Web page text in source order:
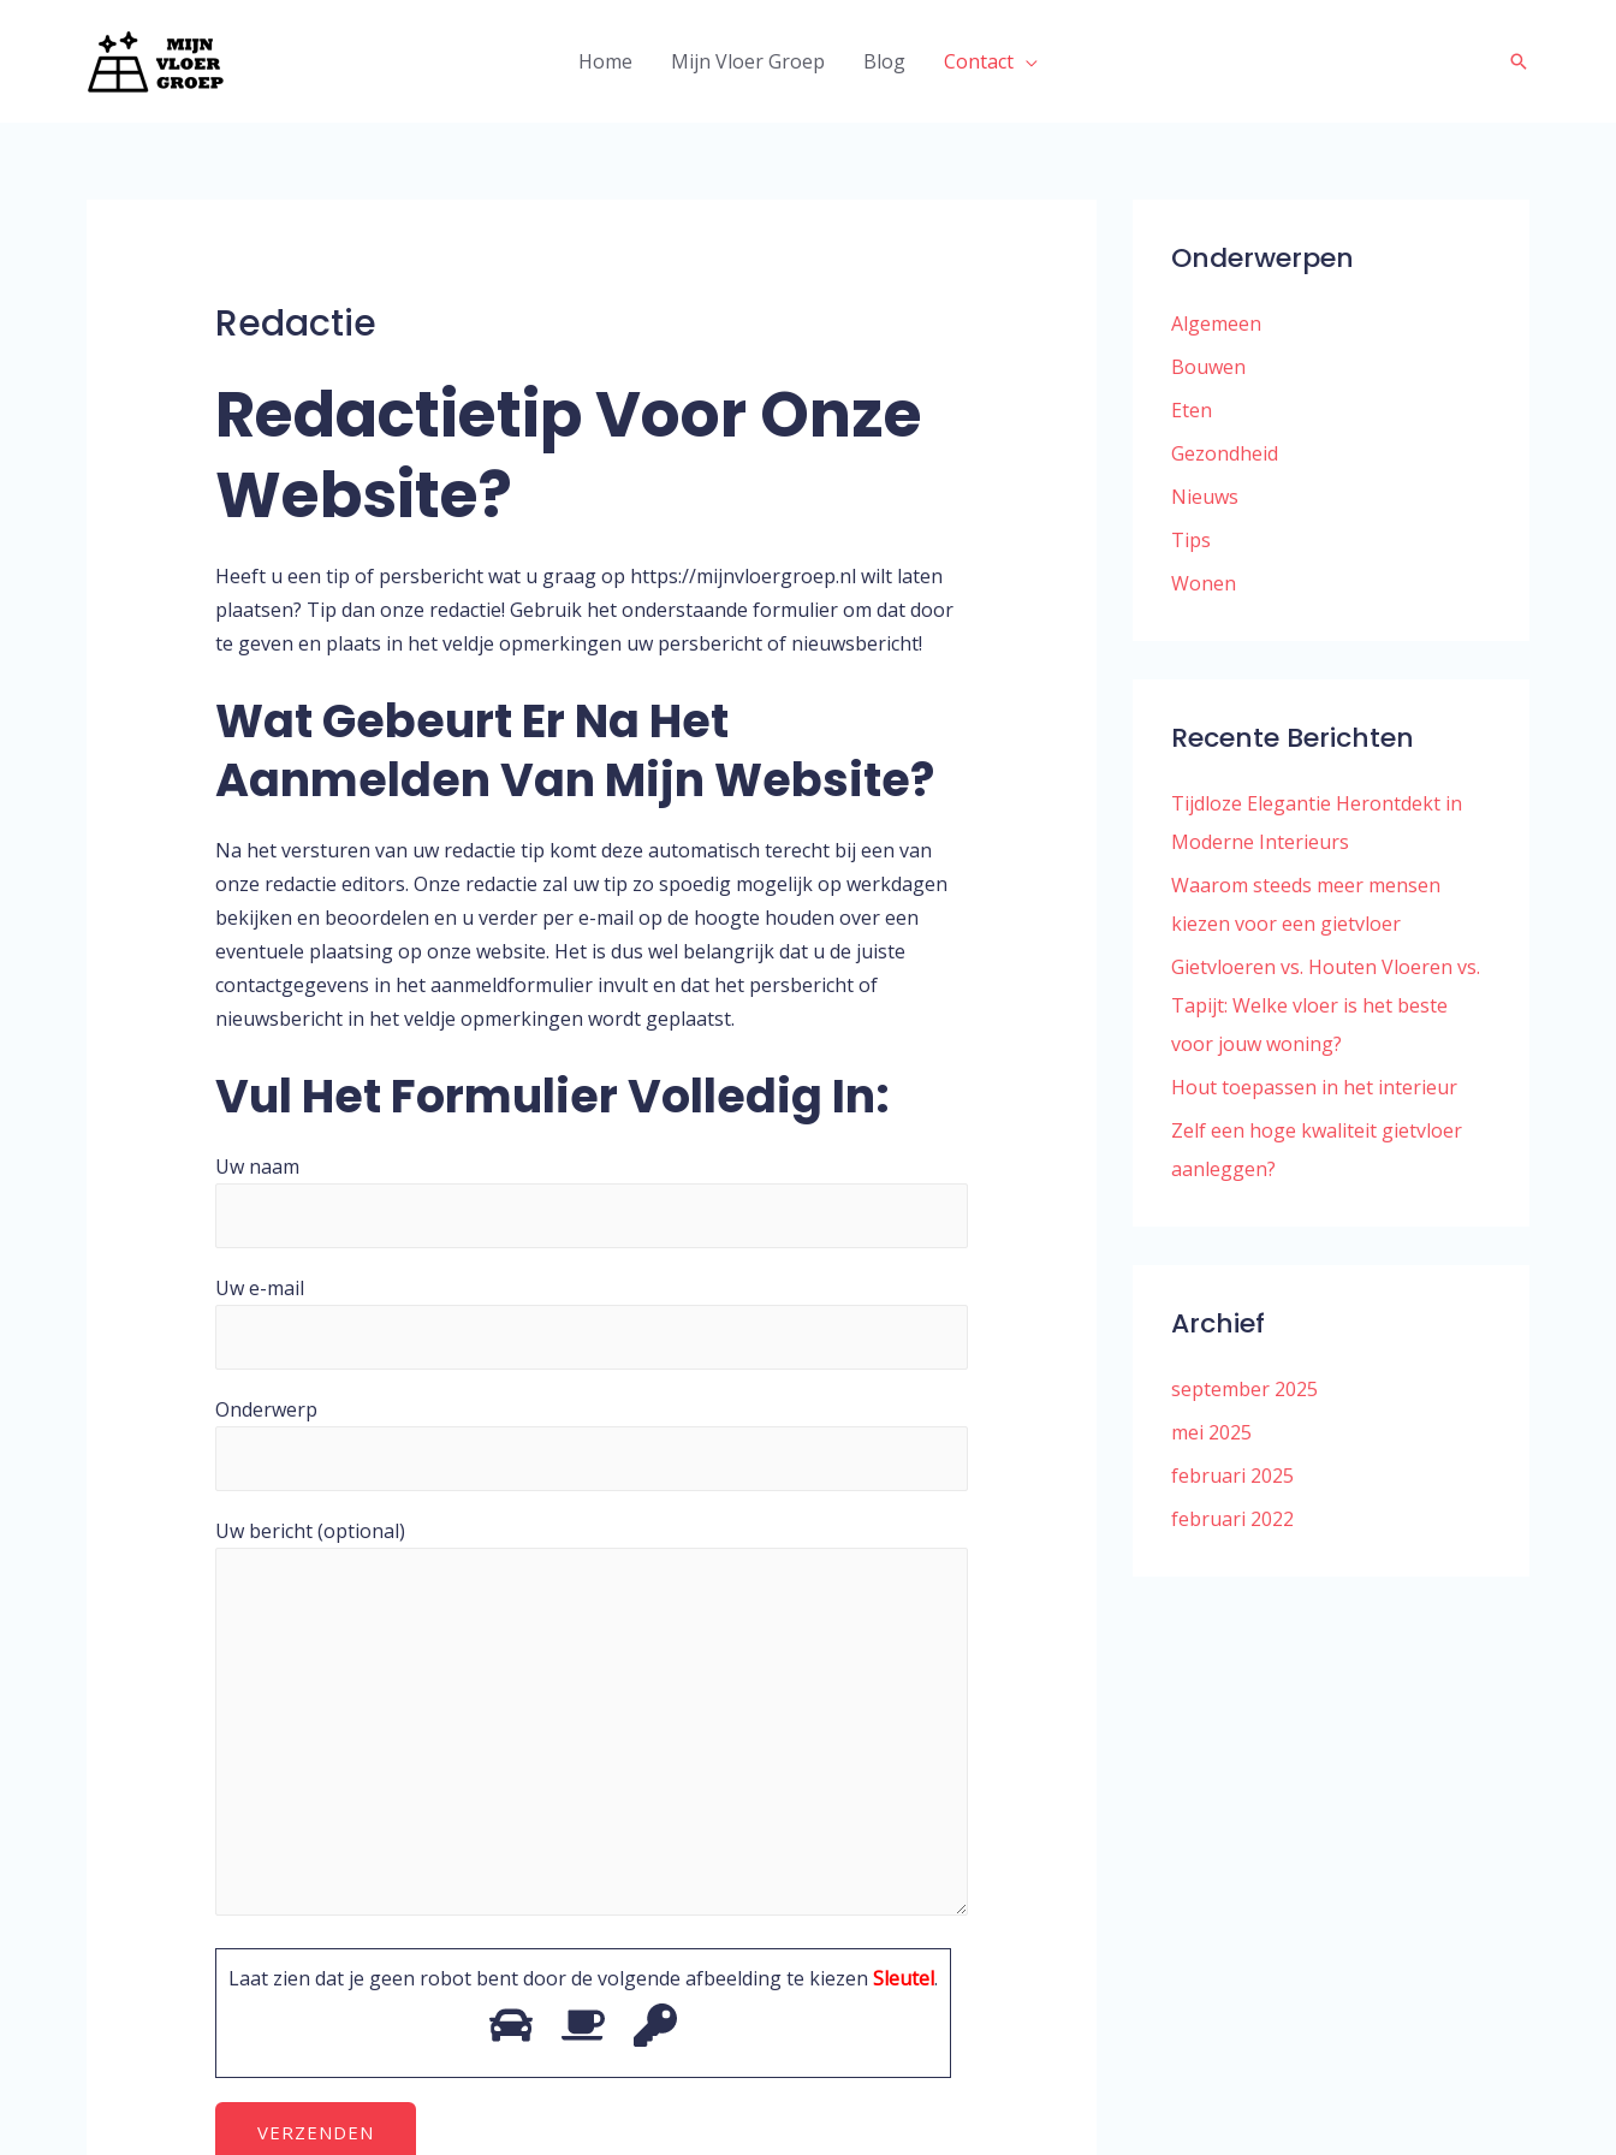
Home Mijn Vloer Groep Blog Contact Zoeken
Redactie
Redactietip Voor Onze
Website?
Heeft u een tip of persbericht wat u graag op https://mijnvloergroep.nl wilt laten
plaatsen? Tip dan onze redactie! Gebruik het onderstaande formulier om dat door
te geven en plaats in het veldje opmerkingen uw persbericht of nieuwsbericht!
Wat Gebeurt Er Na Het
Aanmelden Van Mijn Website?
Na het versturen van uw redactie tip komt deze automatisch terecht bij een van
onze redactie editors. Onze redactie zal uw tip zo spoedig mogelijk op werkdagen
bekijken en beoordelen en u verder per e-mail op de hoogte houden over een
eventuele plaatsing op onze website. Het is dus wel belangrijk dat u de juiste
contactgegevens in het aanmeldformulier invult en dat het persbericht of
nieuwsbericht in het veldje opmerkingen wordt geplaatst.
Vul Het Formulier Volledig In:
Uw naam
Uw e-mail
Onderwerp
Uw bericht (optional)
Laat zien dat je geen robot bent door de volgende afbeelding te kiezen Sleutel.
Onderwerpen
Algemeen
Bouwen
Eten
Gezondheid
Nieuws
Tips
Wonen
Recente Berichten
Tijdloze Elegantie Herontdekt in
Moderne Interieurs
Waarom steeds meer mensen
kiezen voor een gietvloer
Gietvloeren vs. Houten Vloeren vs.
Tapijt: Welke vloer is het beste
voor jouw woning?
Hout toepassen in het interieur
Zelf een hoge kwaliteit gietvloer
aanleggen?
Archief
september 2025
mei 2025
februari 2025
februari 2022